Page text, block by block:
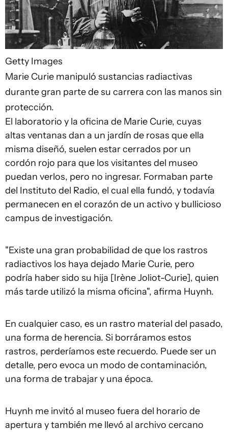
Getty Images
Marie Curie manipuló sustancias radiactivas
durante gran parte de su carrera con las manos sin
protección.
El laboratorio y la oficina de Marie Curie, cuyas
altas ventanas dan a un jardín de rosas que ella
misma diseñó, suelen estar cerrados por un
cordón rojo para que los visitantes del museo
puedan verlos, pero no ingresar. Formaban parte
del Instituto del Radio, el cual ella fundó, y todavía
permanecen en el corazón de un activo y bullicioso
campus de investigación.
"Existe una gran probabilidad de que los rastros
radiactivos los haya dejado Marie Curie, pero
podría haber sido su hija [Irène Joliot-Curie], quien
más tarde utilizó la misma oficina", afirma Huynh.
En cualquier caso, es un rastro material del pasado,
una forma de herencia. Si borráramos estos
rastros, perderíamos este recuerdo. Puede ser un
detalle, pero evoca un modo de contaminación,
una forma de trabajar y una época.
Huynh me invitó al museo fuera del horario de
apertura y también me llevó al archivo cercano